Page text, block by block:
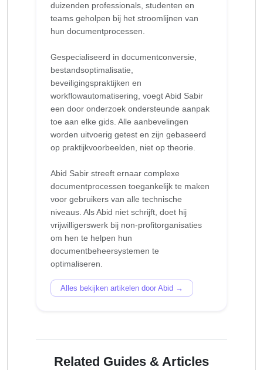
duizenden professionals, studenten en
teams geholpen bij het stroomlijnen van
hun documentprocessen.
Gespecialiseerd in documentconversie,
bestandsoptimalisatie,
beveiligingspraktijken en
workflowautomatisering, voegt Abid Sabir
een door onderzoek ondersteunde aanpak
toe aan elke gids. Alle aanbevelingen
worden uitvoerig getest en zijn gebaseerd
op praktijkvoorbeelden, niet op theorie.
Abid Sabir streeft ernaar complexe
documentprocessen toegankelijk te maken
voor gebruikers van alle technische
niveaus. Als Abid niet schrijft, doet hij
vrijwilligerswerk bij non-profitorganisaties
om hen te helpen hun
documentbeheersystemen te
Alles bekijken artikelen door Abid →
Related Guides & Articles